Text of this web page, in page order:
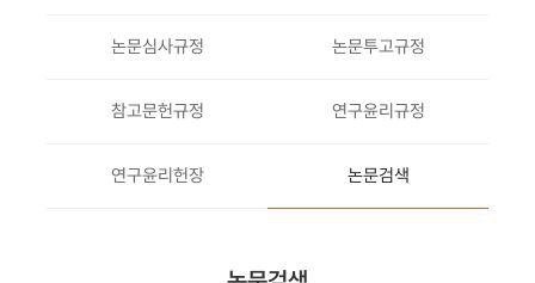
논문심사규정 논문투고규정
참고문헌규정 연구윤리규정
연구윤리헌장 논문검색